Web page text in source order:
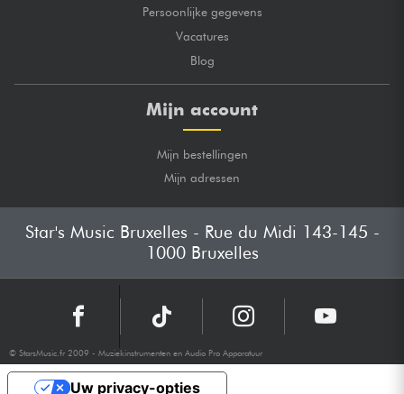
Persoonlijke gegevens
Vacatures
Blog
Mijn account
Mijn bestellingen
Mijn adressen
Star's Music Bruxelles - Rue du Midi 143-145 -
1000 Bruxelles
© StarsMusic.fr 2009 - Muziekinstrumenten en Audio Pro Apparatuur
Uw privacy-opties